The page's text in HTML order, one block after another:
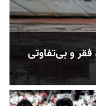
و بی‌تفاوتی